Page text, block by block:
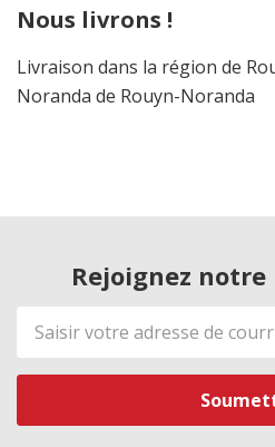
Nous livrons !
Livraison dans la région de
Noranda de Rouyn-Noranda
Rejoignez notre
Adresse
de
courriel